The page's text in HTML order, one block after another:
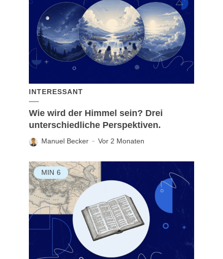
INTERESSANT
Wie wird der Himmel sein? Drei
unterschiedliche Perspektiven.
Manuel Becker Vor 2 Monaten
MIN 6